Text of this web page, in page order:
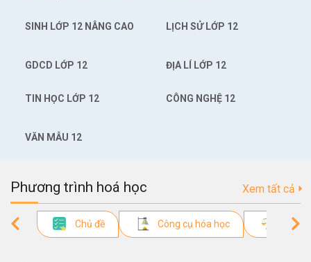
SINH LỚP 12 NÂNG CAO LỊCH SỬ LỚP 12
GDCD LỚP 12 ĐỊA LÍ LỚP 12
TIN HỌC LỚP 12 CÔNG NGHỆ 12
VĂN MẪU 12
Phương trình hoá học Xem tất cả
Chủ đề Công cụ hóa học